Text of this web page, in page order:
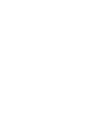
，並由商店將買賣／分期付款
帳單繳交帳款。
關係目的，商店將以您的個人
哥大進項蒐集、處理及利用，
費